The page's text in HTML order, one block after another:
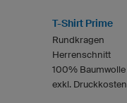
T-Shirt Prime
Rundkragen
Herrenschnitt
100% Baumwolle
exkl. Druckkosten